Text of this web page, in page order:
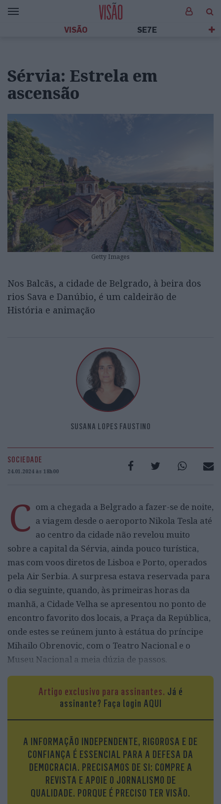
VISÃO SE7E
Sérvia: Estrela em
ascensão
Getty Images
Nos Balcãs, a cidade de Belgrado, à beira dos
rios Sava e Danúbio, é um caldeirão de
História e animação
SUSANA LOPES FAUSTINO
SOCIEDADE
24.01.2024 às 18h00
C om a chegada a Belgrado a fazer-se de noite,
a viagem desde o aeroporto Nikola Tesla até
ao centro da cidade não revelou muito
sobre a capital da Sérvia, ainda pouco turística,
mas com voos diretos de Lisboa e Porto, operados
pela Air Serbia. A surpresa estava reservada para
o dia seguinte, quando, às primeiras horas da
manhã, a Cidade Velha se apresentou no ponto de
encontro favorito dos locais, a Praça da República,
onde estes se reúnem junto à estátua do príncipe
Mihailo Obrenovic, com o Teatro Nacional e o
Museu Nacional a meia dúzia de passos.
É daí segue-se, a pé, até à fortaleza e parque
Kalemegdan para se assistir, a partir das
muralhas, à magia da confluência do rio Sava com
o Danúbio. Belgrado não se compara em beleza
nem em património a outras cidades europeias e
dos Balcãs; Belgrado é outra coisa, é um caldeirão
de História e animação, ainda autêntica e jovial.
Não é por acaso que é considerada uma das
cidades com melhor vida noturna.
Artigo exclusivo para assinantes. Já é
assinante? Faça login AQUI
A INFORMAÇÃO INDEPENDENTE, RIGOROSA E DE
CONFIANÇA É ESSENCIAL PARA A DEFESA DA
DEMOCRACIA. PRECISAMOS DE SI: COMPRE A
REVISTA E APOIE O JORNALISMO DE
QUALIDADE. PORQUE É PRECISO TER VISÃO.